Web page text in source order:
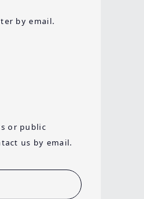
by email.
or public
us by email.